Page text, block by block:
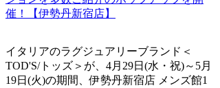
イタリアのラグジュアリーブランド＜
TOD'S/トッズ＞が、4月29日(水・祝)～5月
19日(火)の期間、伊勢丹新宿店 メンズ館1